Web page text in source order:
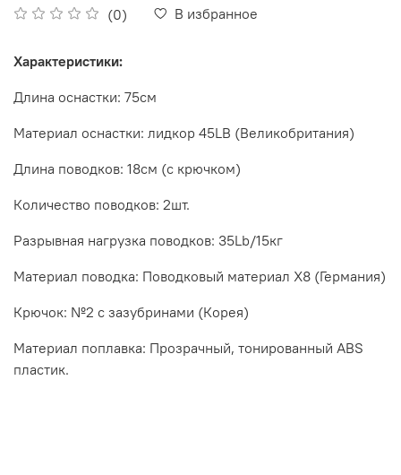
(0) В избранное
Характеристики:
Длина оснастки: 75см
Материал оснастки: лидкор 45LB (Великобритания)
Длина поводков: 18см (с крючком)
Количество поводков: 2шт.
Разрывная нагрузка поводков: 35Lb/15кг
Материал поводка: Поводковый материал X8 (Германия)
Крючок: №2 с зазубринами (Корея)
Материал поплавка: Прозрачный, тонированный ABS
пластик.